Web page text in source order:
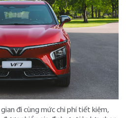
đi cùng mức chi phí tiết kiệm,